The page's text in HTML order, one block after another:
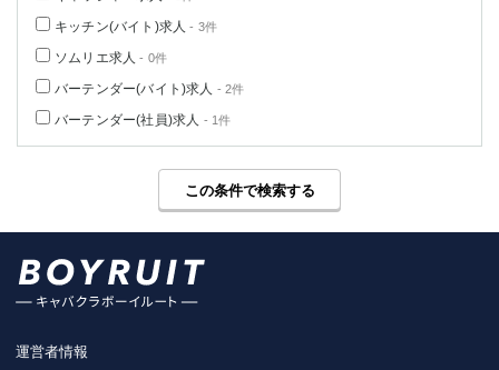
キッチン(バイト)求人 - 3件
ソムリエ求人 - 0件
バーテンダー(バイト)求人 - 2件
バーテンダー(社員)求人 - 1件
この条件で検索する
運営者情報